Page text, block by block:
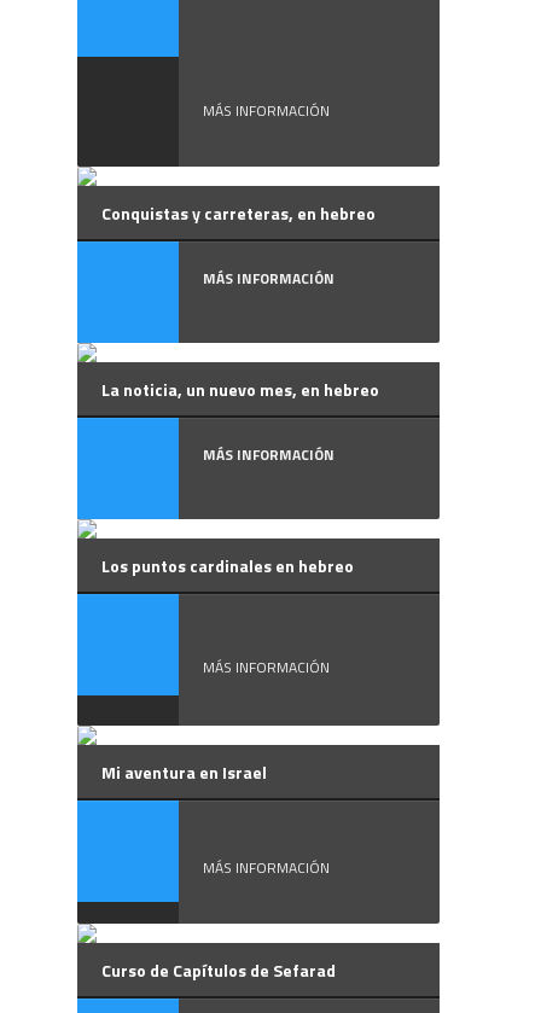
MÁS INFORMACIÓN
Conquistas y carreteras, en hebreo
MÁS INFORMACIÓN
La noticia, un nuevo mes, en hebreo
MÁS INFORMACIÓN
Los puntos cardinales en hebreo
MÁS INFORMACIÓN
Mi aventura en Israel
MÁS INFORMACIÓN
Curso de Capítulos de Sefarad